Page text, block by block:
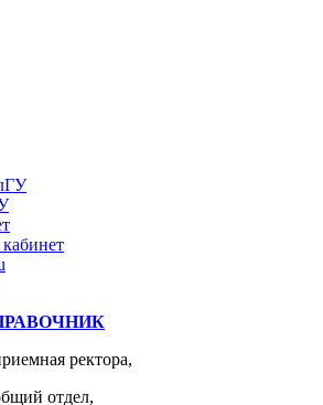
ректора,
отдел,